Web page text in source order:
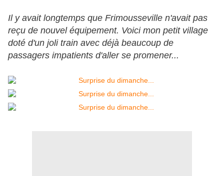
Il y avait longtemps que Frimousseville n'avait pas
reçu de nouvel équipement. Voici mon petit village
doté d'un joli train avec déjà beaucoup de
passagers impatients d'aller se promener...